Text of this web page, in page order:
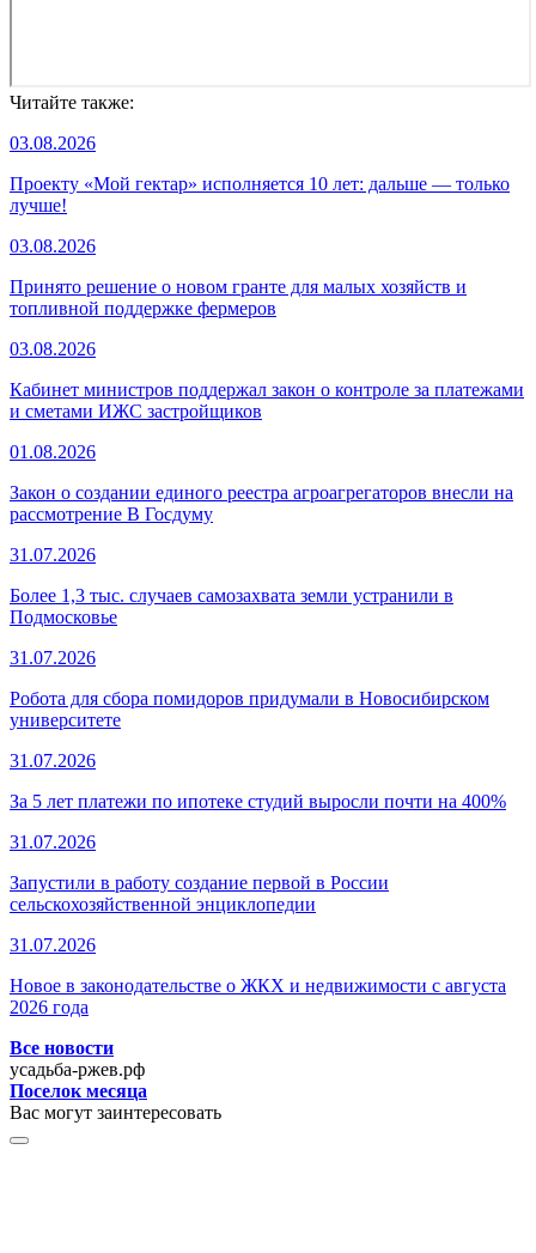
Читайте также:
03.08.2026
Проекту «Мой гектар» исполняется 10 лет: дальше — только
лучше!
03.08.2026
Принято решение о новом гранте для малых хозяйств и
топливной поддержке фермеров
03.08.2026
Кабинет министров поддержал закон о контроле за платежами
и сметами ИЖС застройщиков
01.08.2026
Закон о создании единого реестра агроагрегаторов внесли на
рассмотрение В Госдуму
31.07.2026
Более 1,3 тыс. случаев самозахвата земли устранили в
Подмосковье
31.07.2026
Робота для сбора помидоров придумали в Новосибирском
университете
31.07.2026
За 5 лет платежи по ипотеке студий выросли почти на 400%
31.07.2026
Запустили в работу создание первой в России
сельскохозяйственной энциклопедии
31.07.2026
Новое в законодательстве о ЖКХ и недвижимости с августа
2026 года
Все новости
усадьба-ржев.рф
Поселок месяца
Вас могут заинтересовать